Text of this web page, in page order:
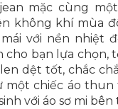
mặc cùng
không khí mùa
với nền nhiệt
cho bạn lựa chọn,
len dệt tốt, chắc
một chiếc áo thun
với áo sơ mi bên